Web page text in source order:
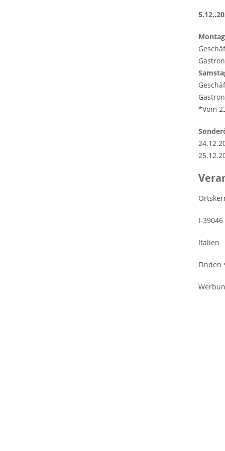
*Vom
I-
Italien
Finden